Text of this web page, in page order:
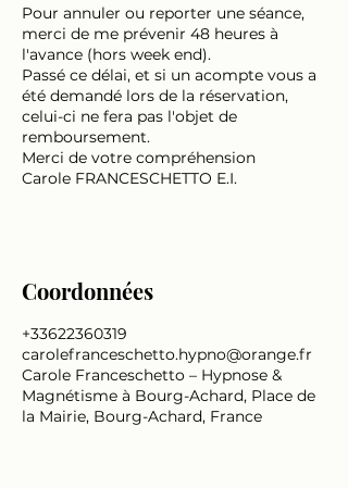
Pour annuler ou reporter une séance,
merci de me prévenir 48 heures à
l'avance (hors week end).
Passé ce délai, et si un acompte vous a
été demandé lors de la réservation,
celui-ci ne fera pas l'objet de
remboursement.
Merci de votre compréhension
Carole FRANCESCHETTO E.I.
Coordonnées
+33622360319
carolefranceschetto.hypno@orange.fr
Carole Franceschetto – Hypnose &
Magnétisme à Bourg-Achard, Place de
la Mairie, Bourg-Achard, France